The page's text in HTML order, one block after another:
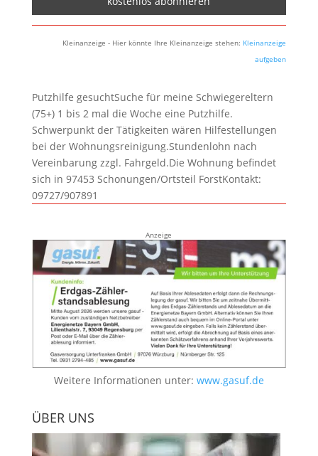
Kleinanzeige - Hier könnte Ihre Kleinanzeige stehen: Kleinanzeige
aufgeben
Putzhilfe gesuchtSuche für meine Schwiegereltern
(75+) 1 bis 2 mal die Woche eine Putzhilfe.
Schwerpunkt der Tätigkeiten wären Hilfestellungen
bei der Wohnungsreinigung.Stundenlohn nach
Vereinbarung zzgl. Fahrgeld.Die Wohnung befindet
sich in 97453 Schonungen/Ortsteil ForstKontakt:
09727/907891
Anzeige
Weitere Informationen unter: www.gasuf.de
ÜBER UNS